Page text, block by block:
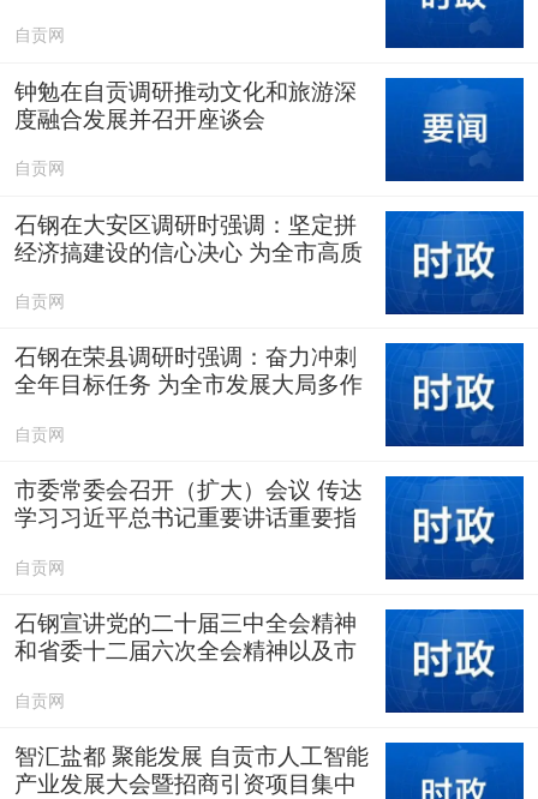
自贡网
钟勉在自贡调研推动文化和旅游深
度融合发展并召开座谈会
自贡网
石钢在大安区调研时强调：坚定拼
经济搞建设的信心决心 为全市高质
自贡网
石钢在荣县调研时强调：奋力冲刺
全年目标任务 为全市发展大局多作
自贡网
市委常委会召开（扩大）会议 传达
学习习近平总书记重要讲话重要指
自贡网
石钢宣讲党的二十届三中全会精神
和省委十二届六次全会精神以及市
自贡网
智汇盐都 聚能发展 自贡市人工智能
产业发展大会暨招商引资项目集中